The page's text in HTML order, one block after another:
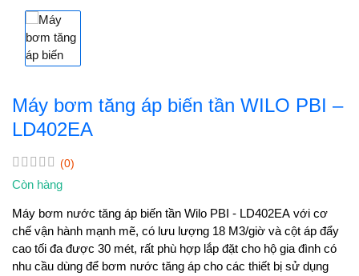
Máy bơm tăng áp biến tần WILO PBI –
LD402EA
(0)
Còn hàng
Máy bơm nước tăng áp biến tần Wilo PBI - LD402EA với cơ
chế vận hành mạnh mẽ, có lưu lượng 18 M3/giờ và cột áp đẩy
cao tối đa được 30 mét, rất phù hợp lắp đặt cho hộ gia đình có
nhu cầu dùng để bơm nước tăng áp cho các thiết bị sử dụng